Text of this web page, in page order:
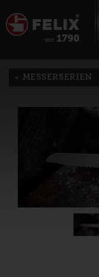
MESSERSERIEN